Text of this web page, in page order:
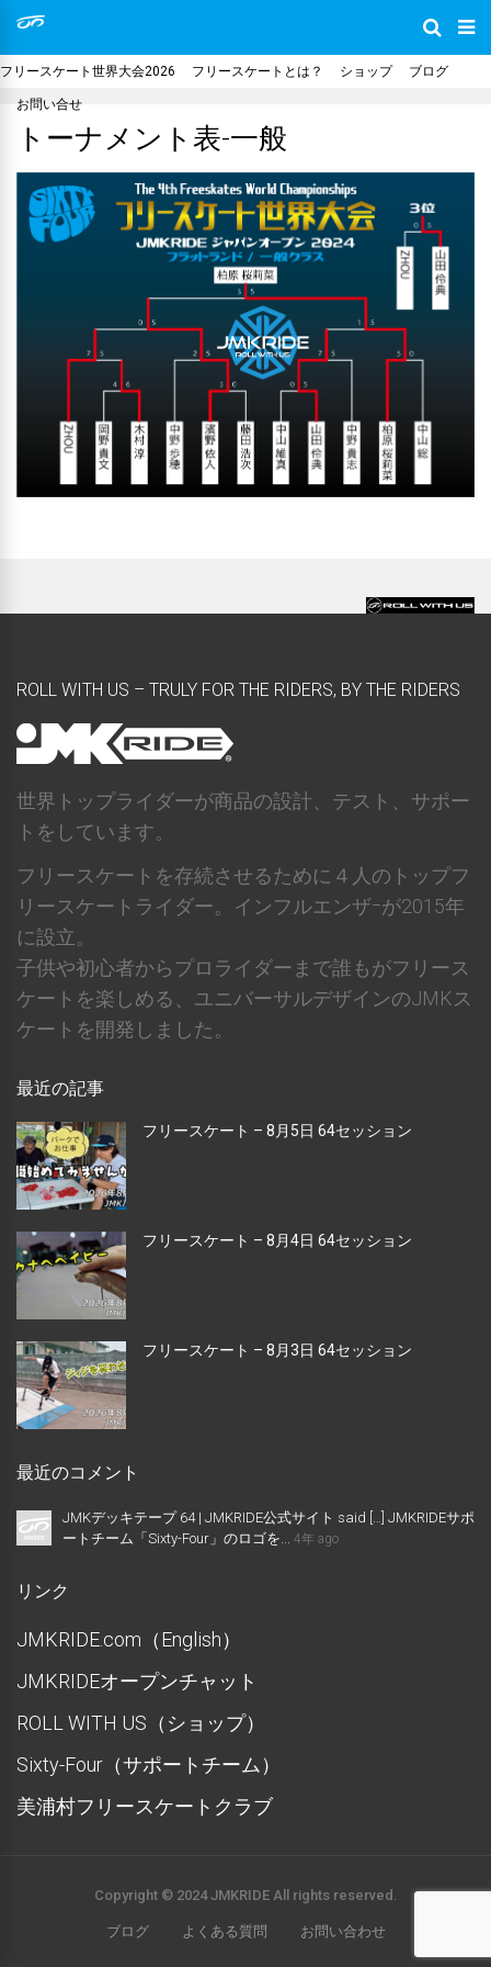
フリースケート世界大会2026 フリースケートとは？ ショップ ブログ
お問い合せ
トーナメント表-一般
ROLL WITH US – TRULY FOR THE RIDERS, BY THE RIDERS
世界トップライダーが商品の設計、テスト、サポー
トをしています。
フリースケートを存続させるために４人のトップフ
リースケートライダー。インフルエンザｰが2015年
に設立。
子供や初心者からプロライダーまで誰もがフリース
ケートを楽しめる、ユニバーサルデザインのJMKス
ケートを開発しました。
最近の記事
フリースケート – 8月5日 64セッション
フリースケート – 8月4日 64セッション
フリースケート – 8月3日 64セッション
最近のコメント
JMKデッキテープ 64 | JMKRIDE公式サイト said […] JMKRIDEサポ
ートチーム「Sixty-Four」のロゴを...
4年 ago
リンク
JMKRIDE.com（English）
JMKRIDEオープンチャット
ROLL WITH US（ショップ）
Sixty-Four（サポートチーム）
美浦村フリースケートクラブ
Copyright © 2024 JMKRIDE All rights reserved.
ブログ よくある質問 お問い合わせ